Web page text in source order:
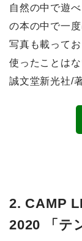
自然の中で遊
の本の中で一
写真も載って
使ったことは
誠文堂新光社/
2. CAMP
2020 「テ